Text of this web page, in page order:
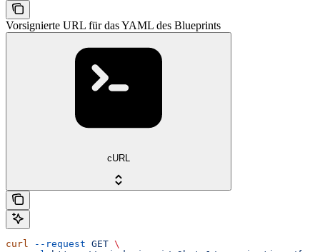
Vorsignierte URL für das YAML des Blueprints
cURL
curl --request GET \